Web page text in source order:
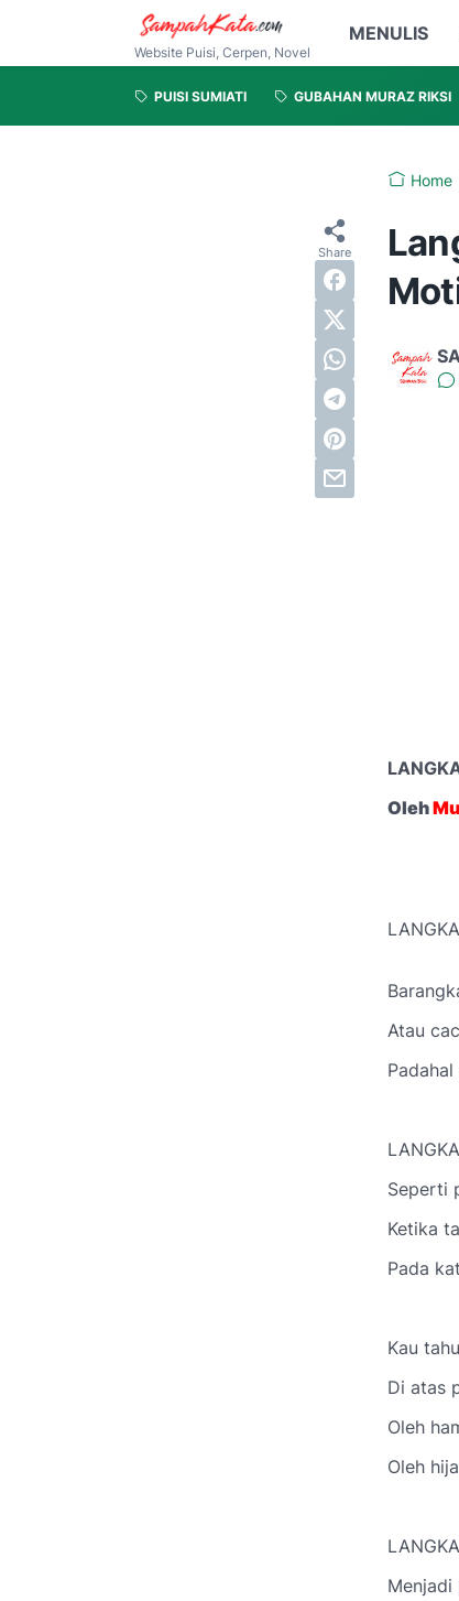
Website Puisi, Cerpen, Novel
MENULIS
PUISI SUMIATI GUBAHAN MURAZ RIKSI
Home
Oleh
Atau
Seperti
Ketika
Pada
Kau
Di atas
Oleh
Oleh
Menjadi